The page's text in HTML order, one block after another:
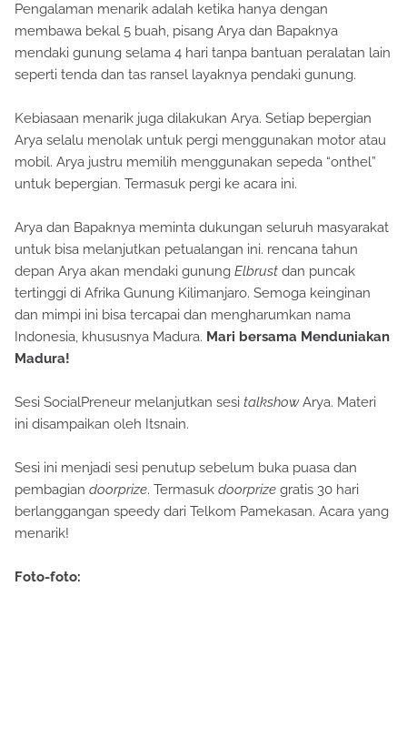
Pengalaman menarik adalah ketika hanya dengan
membawa bekal 5 buah, pisang Arya dan Bapaknya
mendaki gunung selama 4 hari tanpa bantuan peralatan lain
seperti tenda dan tas ransel layaknya pendaki gunung.
Kebiasaan menarik juga dilakukan Arya. Setiap bepergian
Arya selalu menolak untuk pergi menggunakan motor atau
mobil. Arya justru memilih menggunakan sepeda “onthel”
untuk bepergian. Termasuk pergi ke acara ini.
Arya dan Bapaknya meminta dukungan seluruh masyarakat
untuk bisa melanjutkan petualangan ini. rencana tahun
depan Arya akan mendaki gunung Elbrust dan puncak
tertinggi di Afrika Gunung Kilimanjaro. Semoga keinginan
dan mimpi ini bisa tercapai dan mengharumkan nama
Indonesia, khususnya Madura. Mari bersama Menduniakan
Madura!
Sesi SocialPreneur melanjutkan sesi talkshowArya. Materi
ini disampaikan oleh Itsnain.
Sesi ini menjadi sesi penutup sebelum buka puasa dan
pembagian doorprize. Termasuk doorprize gratis 30 hari
berlanggangan speedy dari Telkom Pamekasan. Acara yang
menarik!
Foto-foto: